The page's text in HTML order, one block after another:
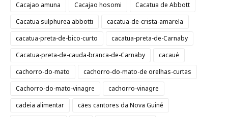
Cacajao amuna
Cacajao hosomi
Cacatua de Abbott
Cacatua sulphurea abbotti
cacatua-de-crista-amarela
cacatua-preta-de-bico-curto
cacatua-preta-de-Carnaby
Cacatua-preta-de-cauda-branca-de-Carnaby
cacaué
cachorro-do-mato
cachorro-do-mato-de orelhas-curtas
Cachorro-do-mato-vinagre
cachorro-vinagre
cadeia alimentar
cães cantores da Nova Guiné